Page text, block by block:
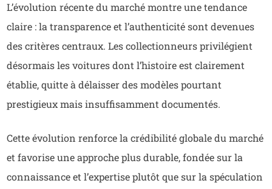
L’évolution récente du marché montre une tendance
claire : la transparence et l’authenticité sont devenues
des critères centraux. Les collectionneurs privilégient
désormais les voitures dont l’histoire est clairement
établie, quitte à délaisser des modèles pourtant
prestigieux mais insuffisamment documentés.
Cette évolution renforce la crédibilité globale du marché
et favorise une approche plus durable, fondée sur la
connaissance et l’expertise plutôt que sur la spéculation